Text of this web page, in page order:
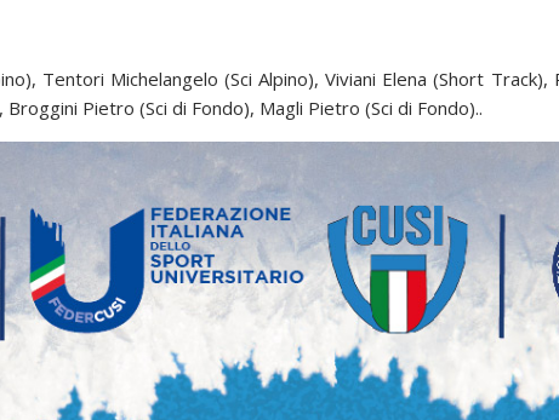
Tentori Michelangelo (Sci Alpino), Viviani Elena (Short
Pietro (Sci di Fondo), Magli Pietro (Sci di Fondo)..